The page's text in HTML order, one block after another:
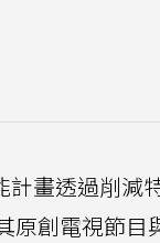
計畫透過削減
原創電視節